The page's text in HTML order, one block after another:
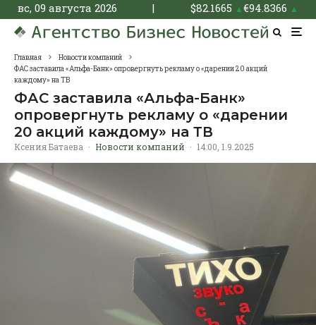
вс, 09 августа 2026 | $82.1665 ▲€94.8366 ▲
Главная
Новости компаний
ФАС заставила «Альфа-Банк» опровергнуть рекламу о «дарении 20 акций
каждому» на ТВ
ФАС заставила «Альфа-Банк»
опровергнуть рекламу о «дарении
20 акций каждому» на ТВ
Ксения Батаева · Новости компаний · 14:00, 1.9.2025